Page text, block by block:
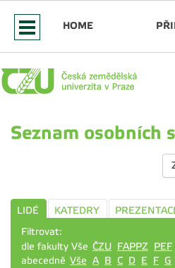
HOME
Seznam osobních
LIDÉ KATEDRY
Filtrovat:
dle fakulty Vše ČZU FAPPZ PEF
abecedně Vše A B C D E F G